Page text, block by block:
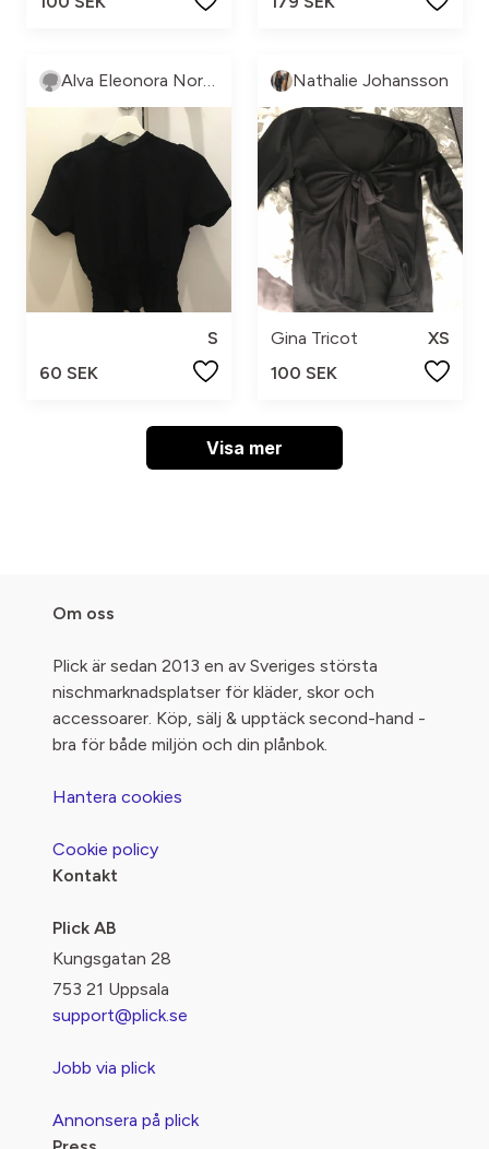
Alva Eleonora Norberg
S
60 SEK
Nathalie Johansson
Gina Tricot
XS
100 SEK
Visa mer
Om oss
Plick är sedan 2013 en av Sveriges största
nischmarknadsplatser för kläder, skor och
accessoarer. Köp, sälj & upptäck second-hand -
bra för både miljön och din plånbok.
Hantera cookies
Cookie policy
Kontakt
Plick AB
Kungsgatan 28
753 21 Uppsala
support@plick.se
Jobb via plick
Annonsera på plick